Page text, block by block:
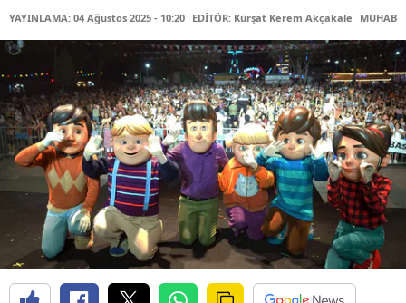
YAYINLAMA: 04 Ağustos 2025 - 10:20 EDİTÖR: Kürşat Kerem Akçakale